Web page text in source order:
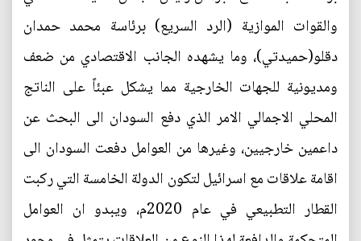
والقوات الموازية (الرد السريع) برئاسة محمد حمدان
دقلو(حميدتي)، وما يشهده الجانب الاقتصادي من ضعف
ومديونية للجهات الخارجية مما يشكل عبئاً على الناتج
المحلي الاجمالي الامر الذي دفع السودان الى البحث عن
داعمين خارجيين، وغيرها من العوامل دفعت السودان الى
اقامة علاقات مع اسرائيل لتكون الدولة الخامسة التي ركبت
القطار التطبيعي في عام 2020م، ويبدو ان العوامل